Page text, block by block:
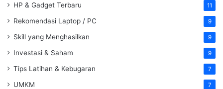
HP & Gadget Terbaru 11
Rekomendasi Laptop / PC 9
Skill yang Menghasilkan 9
Investasi & Saham 9
Tips Latihan & Kebugaran 7
UMKM 7